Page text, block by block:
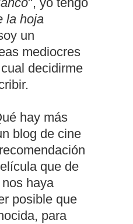
la hoja
un
mediocres
decidirme
hay más
blog de cine
que de
haya
posible que
para